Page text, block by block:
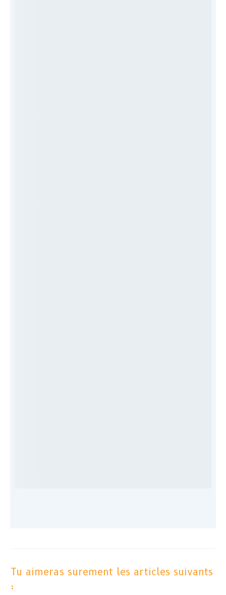
Tu aimeras surement les articles suivants
: